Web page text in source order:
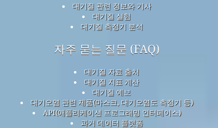
대기질 관련 정보와 기사
대기질 실험
대기질 측정기 분석
자주 묻는 질문 (FAQ)
대기질 자료 출처
대기질 지표 계산
대기질 예보
대기오염 관련 제품(마스크, 대기오염도 측정기 등)
API(애플리케이션 프로그래밍 인터페이스)
과거 데이터 플랫폼